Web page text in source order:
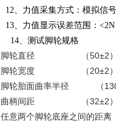
12、力值采集方式：模拟信
13、力值显示误差范围：<2N
14、测试脚轮规格
脚轮直径
（50±2
脚轮宽度
（ 20±2
脚轮胎面曲率半径
（
曲柄间距 （32±2
任意两个脚轮底座之间的距离